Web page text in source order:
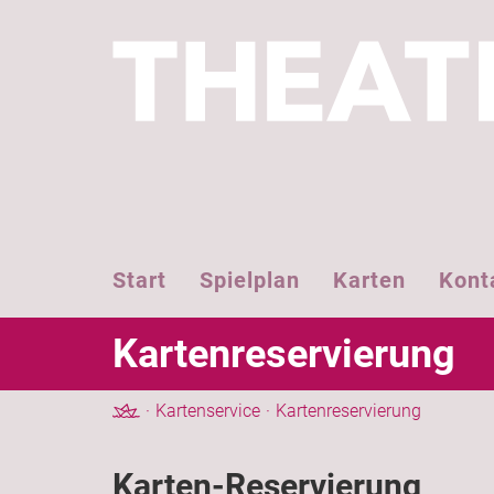
Start Spielplan Karten
Kartenreservierung
Kartenservice Kartenreservierung
Karten-Reservierung